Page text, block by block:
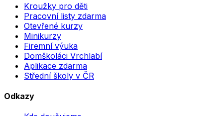
Kroužky pro děti
Pracovní listy zdarma
Otevřené kurzy
Minikurzy
Firemní výuka
Domškoláci Vrchlabí
Aplikace zdarma
Střední školy v ČR
Odkazy